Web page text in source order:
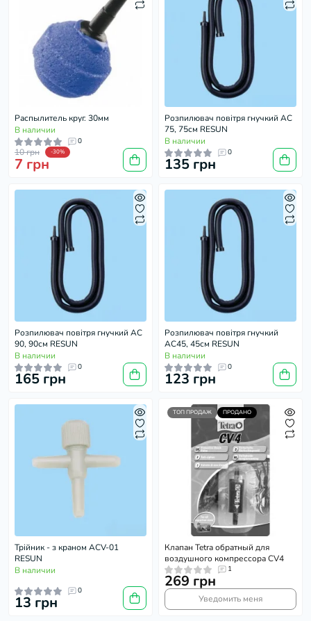
Распылитель круг. 30мм
В наличии
0
10 грн -30%
7 грн
Розпилювач повітря гнучкий AC
75, 75см RESUN
В наличии
0
135 грн
Розпилювач повітря гнучкий AC
90, 90см RESUN
В наличии
0
165 грн
Розпилювач повітря гнучкий
AC45, 45см RESUN
В наличии
0
123 грн
Трійник - з краном АСV-01
RESUN
В наличии
0
13 грн
ТОП ПРОДАЖ ПРОДАНО
Клапан Tetra обратный для
воздушного компрессора CV4
1
269 грн
Уведомить меня